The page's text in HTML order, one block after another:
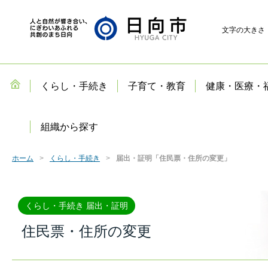
文字の大きさ
くらし・手続き 子育て・教育 健康・医療・
組織から探す
ホーム くらし・手続き 届出・証明「住民票・住所の変更」
くらし・手続き 届出・証明
住民票・住所の変更